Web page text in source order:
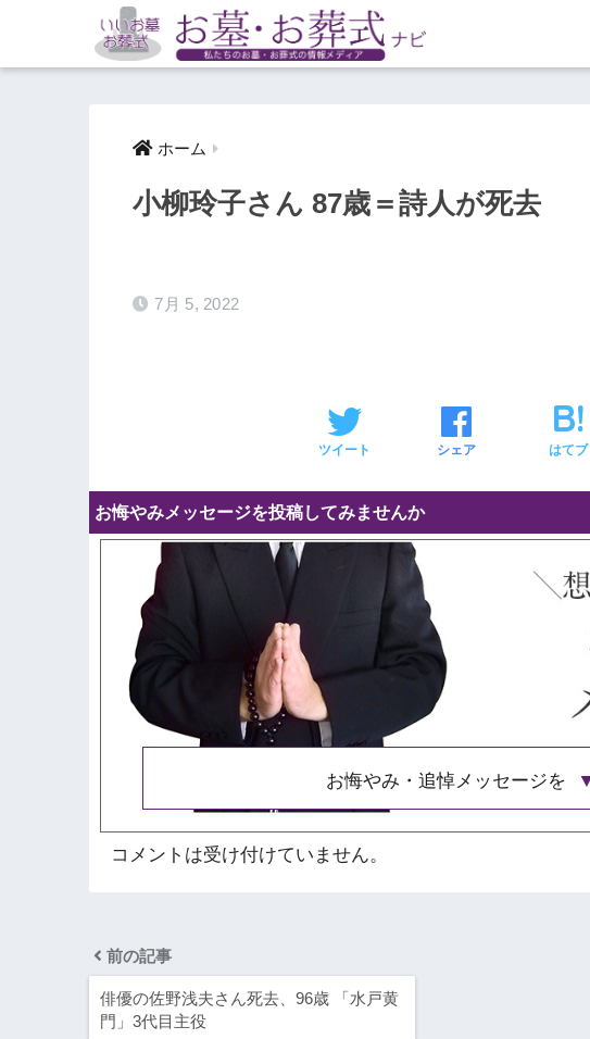
ホーム
小柳玲子さん 87歳＝詩人が死去
7月 5, 2022
ツイート シェア はてブ
お悔やみメッセージを投稿してみませんか
お悔やみ・追悼メッセージを
コメントは受け付けていません。
前の記事
俳優の佐野浅夫さん死去、96歳 「水戸黄
門」3代目主役